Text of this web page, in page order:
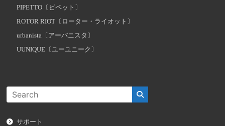
PIPETTO〔ピペット〕
ROTOR RIOT〔ローター・ライオット〕
urbanista〔アーバニスタ〕
UUNIQUE〔ユーユニーク〕
サポート